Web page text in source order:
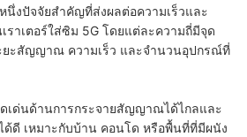
นึ่งปัจจัยสำคัญที่ส่งผลต่อความเร็วและ
ราเตอร์ใส่ซิม 5G โดยแต่ละความถี่มีจุด
ยะสัญญาณ ความเร็ว และจำนวนอุปกรณ์ที่
เด่นด้านการกระจายสัญญาณได้ไกลและ
ด้ดี เหมาะกับบ้าน คอนโด หรือพื้นที่ที่มีผนัง